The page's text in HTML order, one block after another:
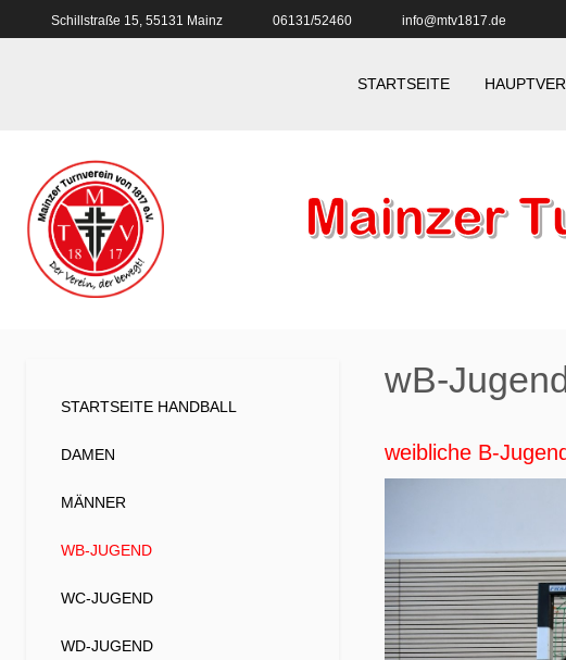
Schillstraße 15, 55131 Mainz 06131/52460 info@mtv1817.de
STARTSEITE
STARTSEITE HANDBALL
DAMEN
MÄNNER
WB-JUGEND
WC-JUGEND
WD-JUGEND
wB-Jugend
weibliche B-Jugend